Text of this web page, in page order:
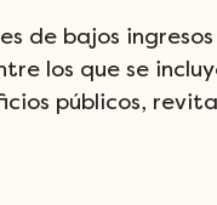
de bajos ingresos
los que se
públicos,